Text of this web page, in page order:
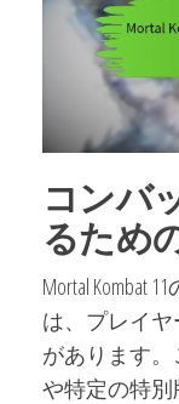
コンバ
るため
Mortal Kombat
は、プレイ
があります
や特定の特別